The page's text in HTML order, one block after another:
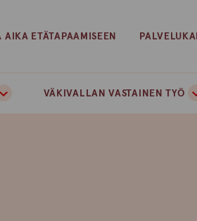
AIKA ETÄTAPAAMISEEN
VÄKIVALLAN VASTAINEN TYÖ